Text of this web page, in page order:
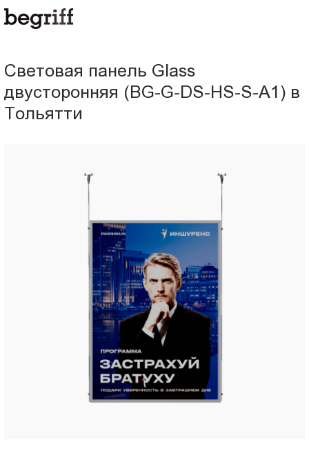
Световая
Glass
двусторонняя
Тольятти
Световая панель Glass
двусторонняя (BG-G-DS-HS-S-A1) в
Тольятти
ООО
"Компания
Свердловская
обл.
620016